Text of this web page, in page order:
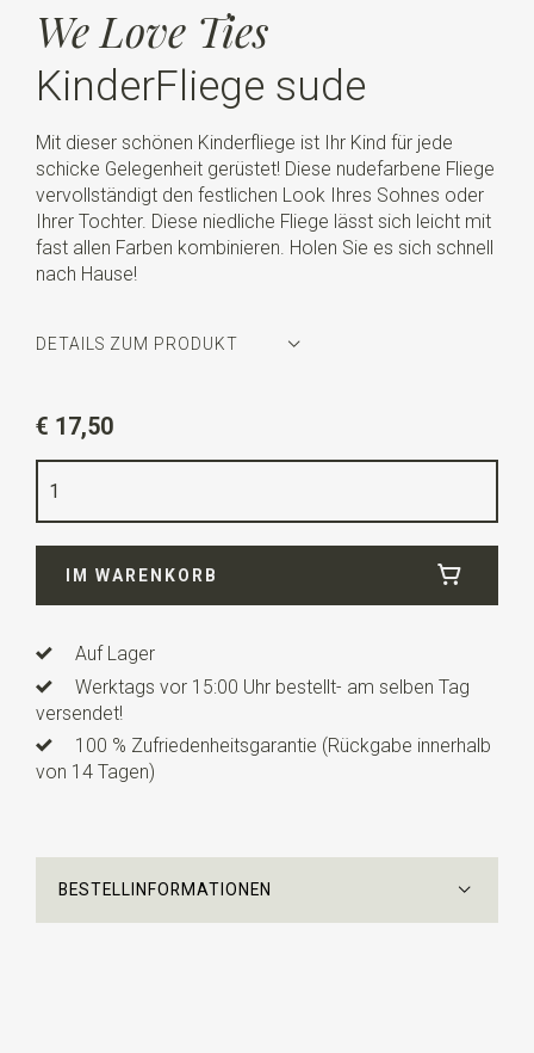
We Love Ties
KinderFliege sude
Mit dieser schönen Kinderfliege ist Ihr Kind für jede
schicke Gelegenheit gerüstet! Diese nudefarbene Fliege
vervollständigt den festlichen Look Ihres Sohnes oder
Ihrer Tochter. Diese niedliche Fliege lässt sich leicht mit
fast allen Farben kombinieren. Holen Sie es sich schnell
nach Hause!
DETAILS ZUM PRODUKT
Farbe
Qualität
Länge 12 cm
verstellbaren Bändchen. Diese Kinderfliege ist für Kinder
von ca. 3 bis 10 Jahren geeignet.
€ 17,50
IM WARENKORB
Auf Lager
Werktags vor 15:00 Uhr bestellt- am selben Tag
versendet!
100 % Zufriedenheitsgarantie (Rückgabe innerhalb
von 14 Tagen)
BESTELLINFORMATIONEN